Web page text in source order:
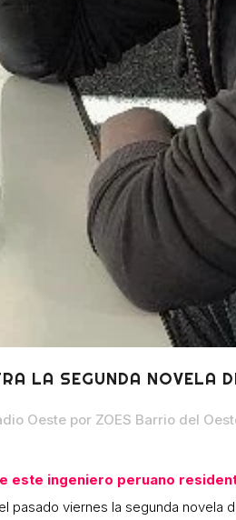
LA SEGUNDA NOVELA
Oeste por ZOES Barrio del
este ingeniero peruano
pasado viernes la segunda novela